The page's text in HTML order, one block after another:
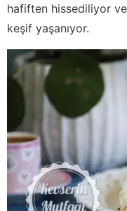
hafiften hissediliyor
keşif yaşanıyor.